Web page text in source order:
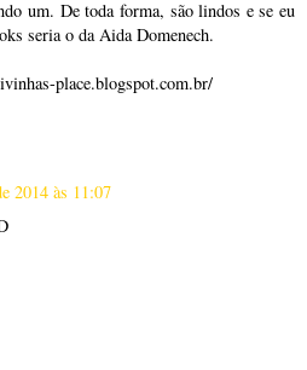
um. De toda forma, são lindos e se eu
seria o da Aida Domenech.
place.blogspot.com.br/
2014 às 11:07